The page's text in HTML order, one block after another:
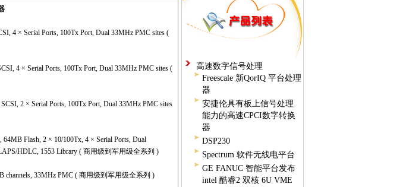
4 × Serial Ports, 100Tx Port, Dual 33MHz PMC sites (
4 × Serial Ports, 100Tx Port, Dual 33MHz PMC sites (
2 × Serial Ports, 100Tx Port, Dual 33MHz PMC sites
Flash, 2 × 10/100Tx, 4 × Serial Ports, Dual
HDLC, 1553 Library ( 商用级到军用级全系列 )
channels, 33MHz PMC ( 商用级到军用级全系列 )
高速数字信号处理
Freescale 新QorIQ 平台处理
器
安捷伦具有板上信号处理
能力的高速CPCI数字转换
器
DSP230
Spectrum 软件无线电平台
GE FANUC 智能平台发布
intel 酷睿2 双核 6U VME